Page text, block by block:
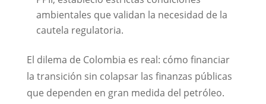
ambientales que validan la necesidad de la
cautela regulatoria.
El dilema de Colombia es real: cómo financiar
la transición sin colapsar las finanzas públicas
que dependen en gran medida del petróleo.